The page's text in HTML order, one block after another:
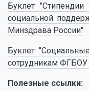
Буклет
социальной
Минздрава России"
Буклет
сотрудникам
Полезные ссылки: